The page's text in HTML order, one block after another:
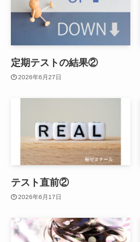
定期テストの結果②
2026年6月27日
テスト直前②
2026年6月17日